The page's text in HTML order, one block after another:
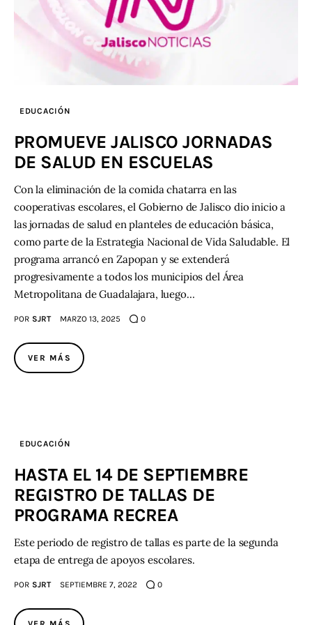
EDUCACIÓN
PROMUEVE JALISCO JORNADAS
DE SALUD EN ESCUELAS
Con la eliminación de la comida chatarra en las
cooperativas escolares, el Gobierno de Jalisco dio inicio a
las jornadas de salud en planteles de educación básica,
como parte de la Estrategia Nacional de Vida Saludable. El
programa arrancó en Zapopan y se extenderá
progresivamente a todos los municipios del Área
Metropolitana de Guadalajara, luego…
POR SJRT MARZO 13, 2025 0
VER MÁS
EDUCACIÓN
HASTA EL 14 DE SEPTIEMBRE
REGISTRO DE TALLAS DE
PROGRAMA RECREA
Este periodo de registro de tallas es parte de la segunda
etapa de entrega de apoyos escolares.
POR SJRT SEPTIEMBRE 7, 2022 0